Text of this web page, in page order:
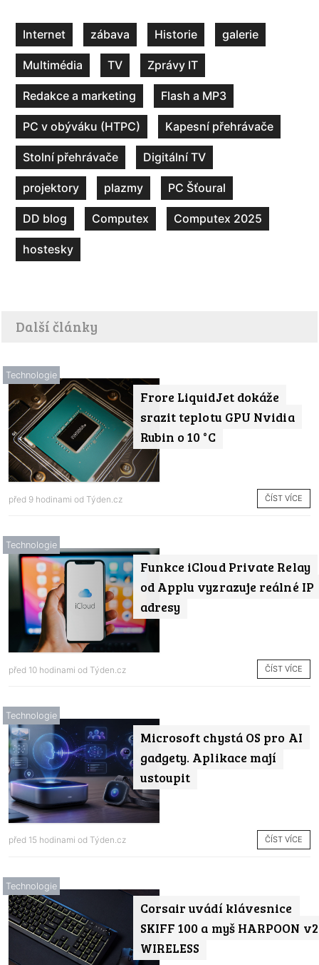
Internet zábava Historie galerie
Multimédia TV Zprávy IT
Redakce a marketing Flash a MP3
PC v obýváku (HTPC) Kapesní přehrávače
Stolní přehrávače Digitální TV
projektory plazmy PC Šťoural
DD blog Computex Computex 2025
hostesky
Další články
Frore LiquidJet dokáže
srazit teplotu GPU Nvidia
Rubin o 10 °C
Technologie
před 9 hodinami od Týden.cz ČÍST VÍCE
Funkce iCloud Private Relay
od Applu vyzrazuje reálné IP
adresy
Technologie
před 10 hodinami od Týden.cz ČÍST VÍCE
Microsoft chystá OS pro AI
gadgety. Aplikace mají
ustoupit
Technologie
před 15 hodinami od Týden.cz ČÍST VÍCE
Corsair uvádí klávesnice
SKIFF 100 a myš HARPOON v2
WIRELESS
Technologie